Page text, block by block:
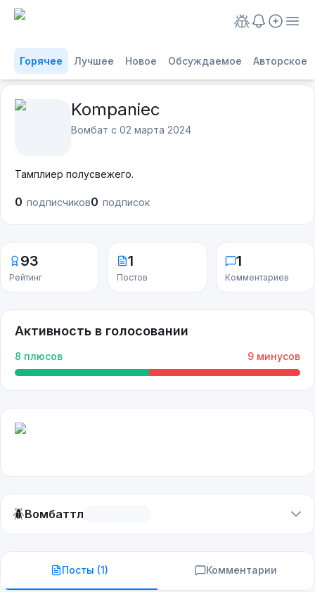
Горячее Лучшее Новое Обсуждаемое Авторское
Kompaniec
Вомбат с 02 марта 2024
Тамплиер полусвежего.
0 подписчиков0 подписок
93
Рейтинг
1
Постов
1
Комментариев
Активность в голосовании
8 плюсов 9 минусов
🪲Вомбаттл
Посты (1) Комментарии